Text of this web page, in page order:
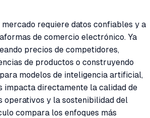
requiere datos confiables y a
de comercio electrónico. Ya
precios de competidores,
de productos o construyendo
modelos de inteligencia artificial,
impacta directamente la calidad de
operativos y la sostenibilidad del
compara los enfoques más